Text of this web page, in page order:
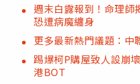
週末白露報到！命理師
恐遭病魔纏身
更多最新熱門議題：中
踢爆柯P購屋致人設崩
港BOT